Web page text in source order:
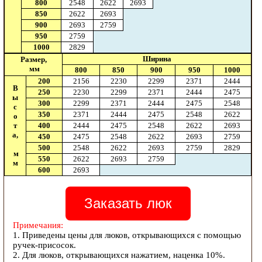
800
2548 2622
2693
850
2622
2693
900
2693
2759
950
2759
1000
2829
Размер,
мм
Ширина
800
850 900 950 1000
В
ы
с
о
т
а,
м
м
200 2156 2230 2299 2371
2444
250
2230 2299 2371 2444
2475
300
2299 2371 2444 2475
2548
350
2371 2444 2475 2548
2622
400
2444 2475 2548 2622
2693
450
2475 2548 2622 2693
2759
500
2548 2622 2693 2759
2829
550
2622 2693
2759
600
2693
Заказать люк
Примечания:
1. Приведены цены для люков, открывающихся с помощью
ручек-присосок.
2. Для люков, открывающихся нажатием, наценка 10%.